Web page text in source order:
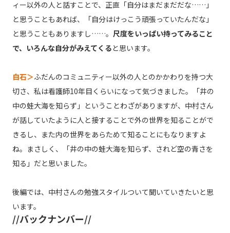
ィー以外の人と話すことで、正直「自分はまだまだだな……」
と思うこともあれば、「自分はけっこう頑張っていたんだな」
と思うこともありますし……。 尺度をいっぱい持ってみること
で、いろんな自分がみえてくると思います。
白石＞ふだんのコミュニティー以外の人とのかかわりを持つ大
切さ、私は看護師10年目くらいになって気づきました。「井の
中の蛙大海を知らず」ということわざがありますが、中村さん
が話していたように人と接することで外の世界を知ることがで
きるし、また内の世界をあらためて知ることにもなりますよ
ね。まさしく、「井の中の蛙大海を知らず、されど空の青さを
知る」だと思いました。
後編では、中村さんの勉強スタイルついて聞いていきたいと思
います。
//バックナンバー//